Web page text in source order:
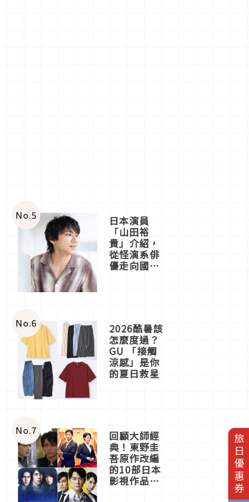
旅日優惠券
No.5 日本演員
「山田裕
貴」介紹，
從怪演系俳
優走向國民
No.6 2026酷暑該
怎麼度過？
GU 「接觸
涼感」是你
的夏日救星
No.7 回顧大師經
典！東野圭
吾原作改編
的10部日本
影視作品推